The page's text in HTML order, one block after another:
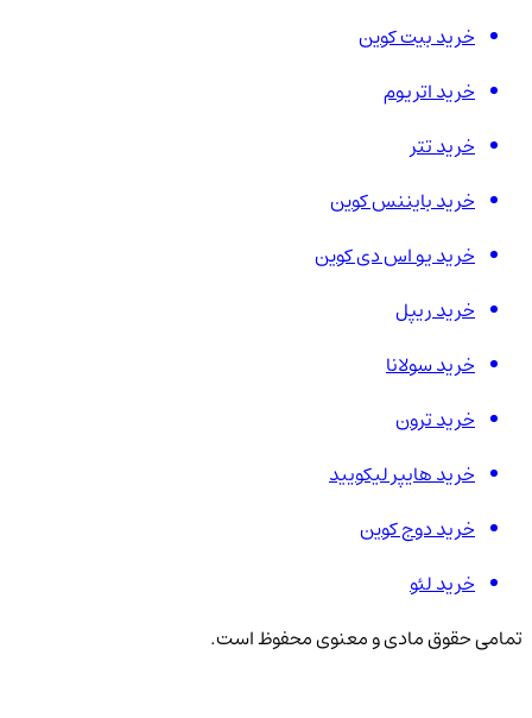
خرید بیت کوین
خرید اتریوم
خرید تتر
خرید بایننس کوین
خرید یو اس دی کوین
خرید ریپل
خرید سولانا
خرید ترون
خرید هایپر لیکویید
خرید دوج کوین
خرید لئو
تمامی حقوق مادی و معنوی محفوظ است.